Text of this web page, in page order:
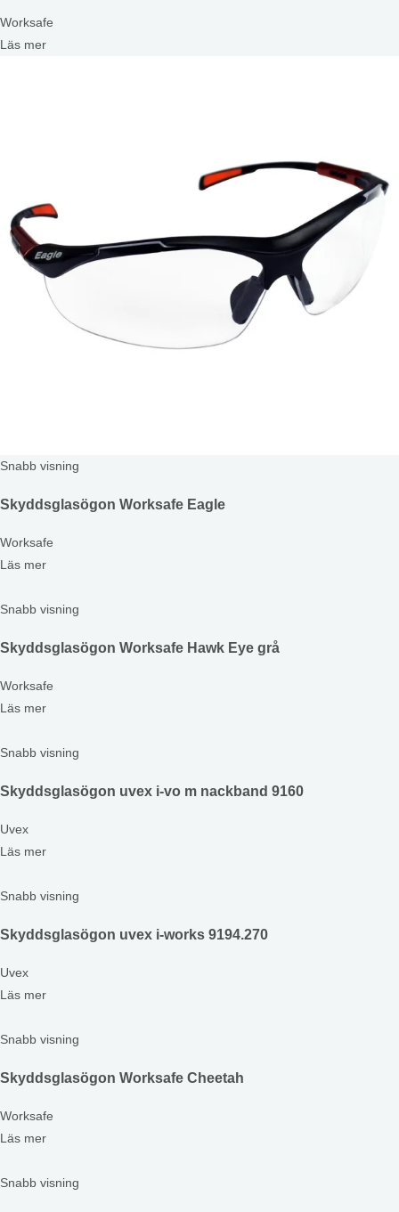
Worksafe
Läs mer
Snabb visning
Skyddsglasögon Worksafe Eagle
Worksafe
Läs mer
Snabb visning
Skyddsglasögon Worksafe Hawk Eye grå
Worksafe
Läs mer
Snabb visning
Skyddsglasögon uvex i-vo m nackband 9160
Uvex
Läs mer
Snabb visning
Skyddsglasögon uvex i-works 9194.270
Uvex
Läs mer
Snabb visning
Skyddsglasögon Worksafe Cheetah
Worksafe
Läs mer
Snabb visning